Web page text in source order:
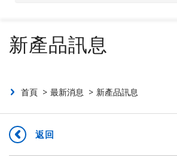
新產品訊息
首頁 最新消息 新產品訊息
返回